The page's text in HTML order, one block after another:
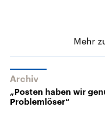
Mehr
Archiv
„Posten haben wir
Problemlöser“